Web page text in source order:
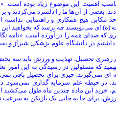
بعضی از آن‌ها ما را دلسرد می‌کردند و
تنکابن هیچ همکاری و راهنمایی
(ه) ای می‌نویسند چه برسد که بخواهید این
که صدای همه را در آورده است. «نامه
در دانشگاه علوم پزشکی شیراز و بقیه
تحصیل، تهذیب و ورزش باید سه بخش
که مسئولین در رسیدگی به این امور
ای نمی‌گیرند، چیزی برای تحصیل باقی
در حیطه علم سرمایه گذاری نمی‌شود.
خرید این ماده چندین ماه طول می‌کشید
برای جا به جایی یک بازیکن به